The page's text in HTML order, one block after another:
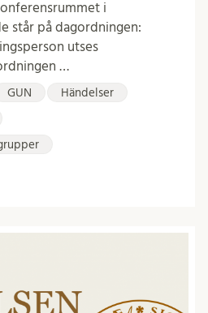
i
står på dagordningen:
utses
…
GUN Händelser